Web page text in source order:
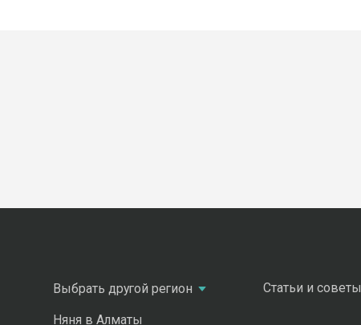
Выбрать другой регион
Няня в Алматы
Статьи и советы